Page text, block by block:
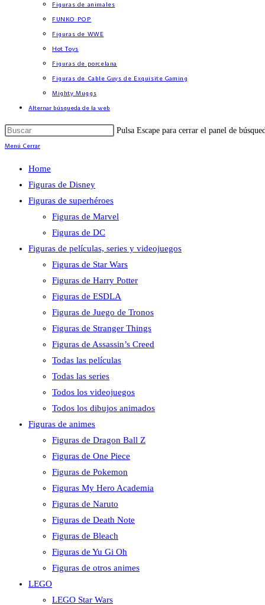
Figuras de animales
FUNKO POP
Figuras de WWE
Hot Toys
Figuras de porcelana
Figuras de Cable Guys de Exquisite Gaming
Mighty Muggs
Alternar búsqueda de la web
Pulsa Escape para cerrar el panel de
Menú Cerrar
Home
Figuras de Disney
Figuras de superhéroes
Figuras de Marvel
Figuras de DC
Figuras de películas, series y videojuegos
Figuras de Star Wars
Figuras de Harry Potter
Figuras de ESDLA
Figuras de Juego de Tronos
Figuras de Stranger Things
Figuras de Assassin’s Creed
Todas las películas
Todas las series
Todos los videojuegos
Todos los dibujos animados
Figuras de animes
Figuras de Dragon Ball Z
Figuras de One Piece
Figuras de Pokemon
Figuras My Hero Academia
Figuras de Naruto
Figuras de Death Note
Figuras de Bleach
Figuras de Yu Gi Oh
Figuras de otros animes
LEGO
LEGO Star Wars